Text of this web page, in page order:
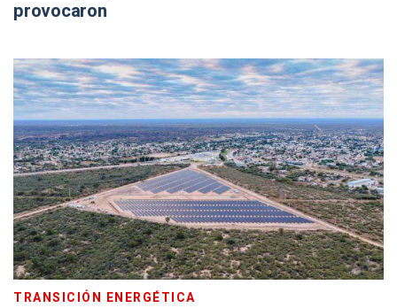
provocaron
TRANSICIÓN ENERGÉTICA